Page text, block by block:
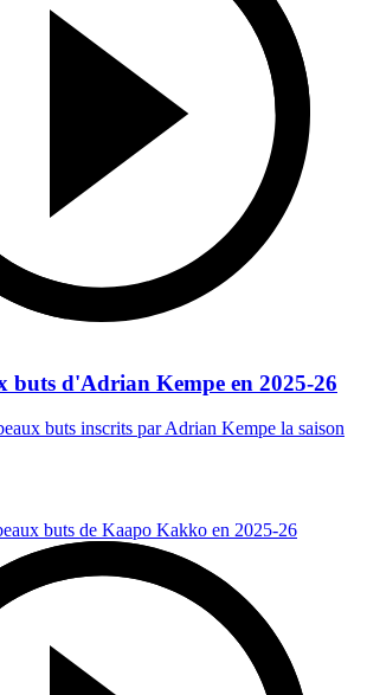
buts d'Adrian Kempe en 2025-26
buts inscrits par Adrian Kempe la saison